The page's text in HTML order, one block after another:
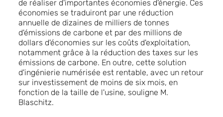
de réaliser d'importantes économies d'énergie. Ces
économies se traduiront par une réduction
annuelle de dizaines de milliers de tonnes
d'émissions de carbone et par des millions de
dollars d'économies sur les coûts d'exploitation,
notamment grâce à la réduction des taxes sur les
émissions de carbone. En outre, cette solution
d'ingénierie numérisée est rentable, avec un retour
sur investissement de moins de six mois, en
fonction de la taille de l'usine, souligne M.
Blaschitz.